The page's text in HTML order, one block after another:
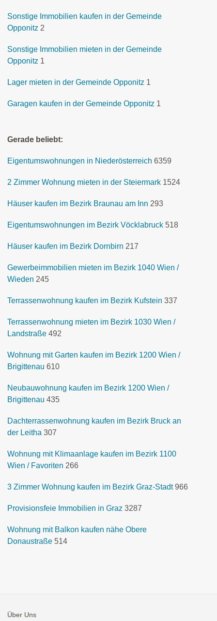
Sonstige Immobilien kaufen in der Gemeinde
Opponitz 2
Sonstige Immobilien mieten in der Gemeinde
Opponitz 1
Lager mieten in der Gemeinde Opponitz 1
Garagen kaufen in der Gemeinde Opponitz 1
Gerade beliebt:
Eigentumswohnungen in Niederösterreich 6359
2 Zimmer Wohnung mieten in der Steiermark 1524
Häuser kaufen im Bezirk Braunau am Inn 293
Eigentumswohnungen im Bezirk Vöcklabruck 518
Häuser kaufen im Bezirk Dornbirn 217
Gewerbeimmobilien mieten im Bezirk 1040 Wien /
Wieden 245
Terrassenwohnung kaufen im Bezirk Kufstein 337
Terrassenwohnung mieten im Bezirk 1030 Wien /
Landstraße 492
Wohnung mit Garten kaufen im Bezirk 1200 Wien /
Brigittenau 610
Neubauwohnung kaufen im Bezirk 1200 Wien /
Brigittenau 435
Dachterrassenwohnung kaufen im Bezirk Bruck an
der Leitha 307
Wohnung mit Klimaanlage kaufen im Bezirk 1100
Wien / Favoriten 266
3 Zimmer Wohnung kaufen im Bezirk Graz-Stadt 966
Provisionsfeie Immobilien in Graz 3287
Wohnung mit Balkon kaufen nähe Obere
Donaustraße 514
Über Uns